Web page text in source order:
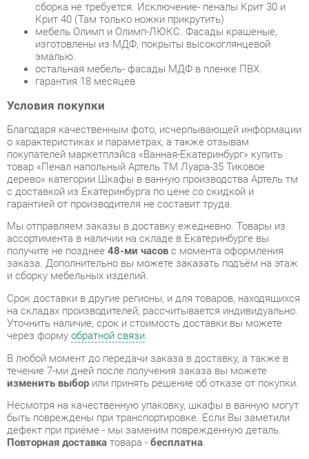
эмалью.
остальная мебель- фасады МДФ в пленке ПВХ.
гарантия 18 месяцев
Условия покупки
Благодаря качественным фото, исчерпывающей информации
о характеристиках и параметрах, а также отзывам
покупателей маркетплэйса «Ванная-Екатеринбург» купить
товар «Пенал напольный Артель ТМ Луара-35 Тиковое
с доставкой из Екатеринбурга по цене со скидкой и
гарантией от производителя не составит труда.
Мы отправляем заказы в доставку ежедневно. Товары из
ассортимента в наличии на складе в Екатеринбурге вы
получите не позднее48-ми часовс момента оформления
заказа. Дополнительно вы можете заказать подъём на этаж
Срок доставки в другие регионы, и для товаров, находящихся
на складах производителей, рассчитывается индивидуально.
Уточнить наличие, срок и стоимость доставки вы можете
через формуобратной связи.
В любой момент до передачи заказа в доставку, а также в
течение 7-ми дней после получения заказа вы можете
изменить выборили принять решение об отказе от покупки.
Несмотря на качественную упаковку, шкафы в ванную могут
быть повреждены при транспортировке. Если Вы заметили
дефект при приёме - мы заменим поврежденную деталь.
Повторная доставкатовара -бесплатна.
распространяетсягарантия 1 год, а на некоторые модели – 2
года с момента приобретения.
Пенал напольный Артель ТМ Луара-35 Тиковое дерево